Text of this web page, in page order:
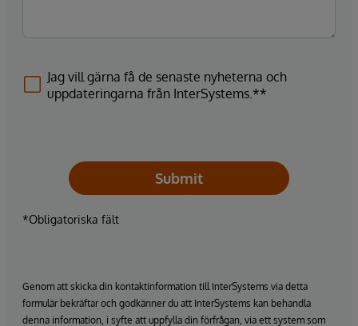
Jag vill gärna få de senaste nyheterna och
uppdateringarna från InterSystems.**
Submit
*Obligatoriska fält
Genom att skicka din kontaktinformation till InterSystems via detta
formulär bekräftar och godkänner du att InterSystems kan behandla
denna information, i syfte att uppfylla din förfrågan, via ett system som